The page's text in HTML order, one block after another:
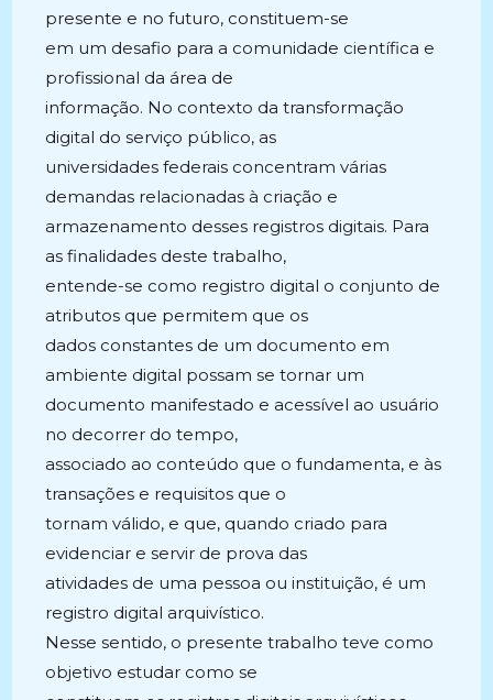
presente e no futuro, constituem-se
em um desafio para a comunidade científica e
profissional da área de
informação. No contexto da transformação
digital do serviço público, as
universidades federais concentram várias
demandas relacionadas à criação e
armazenamento desses registros digitais. Para
as finalidades deste trabalho,
entende-se como registro digital o conjunto de
atributos que permitem que os
dados constantes de um documento em
ambiente digital possam se tornar um
documento manifestado e acessível ao usuário
no decorrer do tempo,
associado ao conteúdo que o fundamenta, e às
transações e requisitos que o
tornam válido, e que, quando criado para
evidenciar e servir de prova das
atividades de uma pessoa ou instituição, é um
registro digital arquivístico.
Nesse sentido, o presente trabalho teve como
objetivo estudar como se